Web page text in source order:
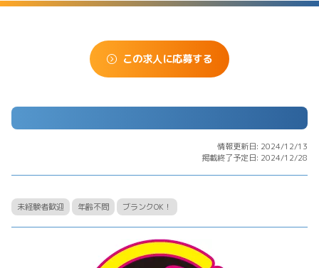
この求人に応募する
情報更新日: 2024/12/13
掲載終了予定日: 2024/12/28
未経験者歓迎 年齢不問 ブランクOK！